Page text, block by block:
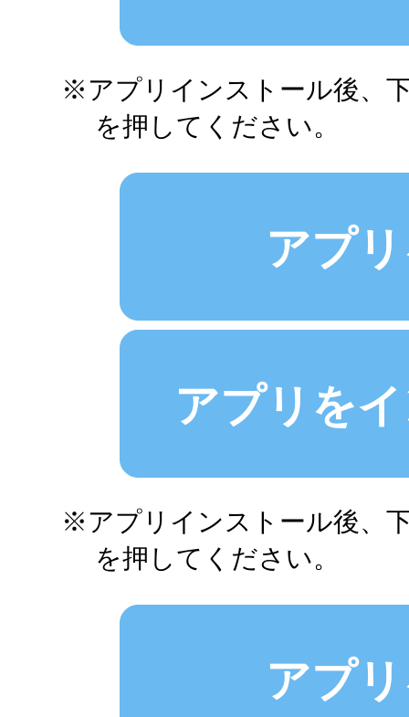
アプリインストール後、
を押してください。
アプ
アプリを
アプリインストール後、
を押してください。
アプ